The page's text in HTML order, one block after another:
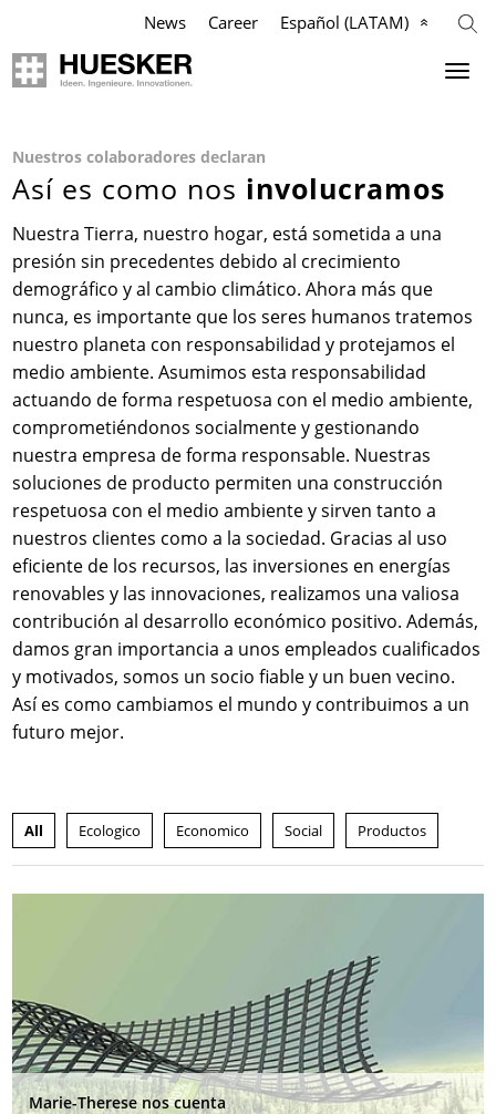
News Career Español (LATAM)
Aplicaciones
Productos
Referencias
Videos
Conocimiento
Servicios
Contactos
Aplicaciones
Productos
Referencias
Videos
Servicios
Contactos
Aplicaciones
Productos
Referencias
Videos
Services
Contactos
Nuestra Misión
Filosofía
Equipo de Gestión
Cumplimiento
Historia
Ubicaciones
Contacto global
Empleos y Carreras
Nuestros colaboradores declaran
Así es como nos involucramos
Nuestra Tierra, nuestro hogar, está sometida a una
presión sin precedentes debido al crecimiento
demográfico y al cambio climático. Ahora más que
nunca, es importante que los seres humanos tratemos
nuestro planeta con responsabilidad y protejamos el
medio ambiente. Asumimos esta responsabilidad
actuando de forma respetuosa con el medio ambiente,
comprometiéndonos socialmente y gestionando
nuestra empresa de forma responsable. Nuestras
soluciones de producto permiten una construcción
respetuosa con el medio ambiente y sirven tanto a
nuestros clientes como a la sociedad. Gracias al uso
eficiente de los recursos, las inversiones en energías
renovables y las innovaciones, realizamos una valiosa
contribución al desarrollo económico positivo. Además,
damos gran importancia a unos empleados cualificados
y motivados, somos un socio fiable y un buen vecino.
Así es como cambiamos el mundo y contribuimos a un
futuro mejor.
All Ecologico Economico Social Productos
Marie-Therese nos cuenta